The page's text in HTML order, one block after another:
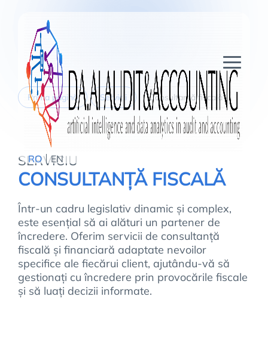
RO EN
Prima pagină Servicii Consultanță fiscală
SERVICIU
CONSULTANȚĂ FISCALĂ
Într-un cadru legislativ dinamic și complex,
este esențial să ai alături un partener de
încredere. Oferim servicii de consultanță
fiscală și financiară adaptate nevoilor
specifice ale fiecărui client, ajutându-vă să
gestionați cu încredere prin provocările fiscale
și să luați decizii informate.